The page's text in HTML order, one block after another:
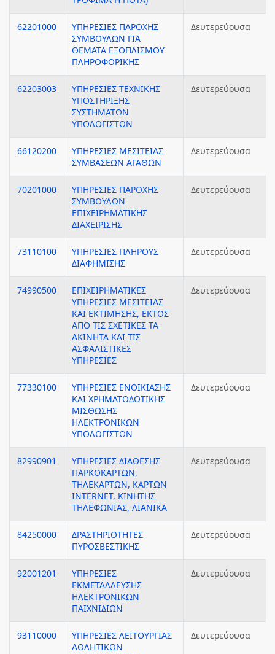
62201000
ΥΠΗΡΕΣΙΕΣ ΠΑΡΟΧΗΣ
ΣΥΜΒΟΥΛΩΝ ΓΙΑ
ΘΕΜΑΤΑ ΕΞΟΠΛΙΣΜΟΥ
ΠΛΗΡΟΦΟΡΙΚΗΣ
Δευτερεύουσα
62203003
ΥΠΗΡΕΣΙΕΣ ΤΕΧΝΙΚΗΣ
ΥΠΟΣΤΗΡΙΞΗΣ
ΣΥΣΤΗΜΑΤΩΝ
ΥΠΟΛΟΓΙΣΤΩΝ
Δευτερεύουσα
66120200
ΥΠΗΡΕΣΙΕΣ ΜΕΣΙΤΕΙΑΣ
ΣΥΜΒΑΣΕΩΝ ΑΓΑΘΩΝ
Δευτερεύουσα
70201000
ΥΠΗΡΕΣΙΕΣ ΠΑΡΟΧΗΣ
ΣΥΜΒΟΥΛΩΝ
ΕΠΙΧΕΙΡΗΜΑΤΙΚΗΣ
ΔΙΑΧΕΙΡΙΣΗΣ
Δευτερεύουσα
73110100
ΥΠΗΡΕΣΙΕΣ ΠΛΗΡΟΥΣ
ΔΙΑΦΗΜΙΣΗΣ
Δευτερεύουσα
74990500
ΕΠΙΧΕΙΡΗΜΑΤΙΚΕΣ
ΥΠΗΡΕΣΙΕΣ ΜΕΣΙΤΕΙΑΣ
ΚΑΙ ΕΚΤΙΜΗΣΗΣ, ΕΚΤΟΣ
ΑΠΟ ΤΙΣ ΣΧΕΤΙΚΕΣ ΤΑ
ΑΚΙΝΗΤΑ ΚΑΙ ΤΙΣ
ΑΣΦΑΛΙΣΤΙΚΕΣ
ΥΠΗΡΕΣΙΕΣ
Δευτερεύουσα
77330100
ΥΠΗΡΕΣΙΕΣ ΕΝΟΙΚΙΑΣΗΣ
ΚΑΙ ΧΡΗΜΑΤΟΔΟΤΙΚΗΣ
ΜΙΣΘΩΣΗΣ
ΗΛΕΚΤΡΟΝΙΚΩΝ
ΥΠΟΛΟΓΙΣΤΩΝ
Δευτερεύουσα
82990901
ΥΠΗΡΕΣΙΕΣ ΔΙΑΘΕΣΗΣ
ΠΑΡΚΟΚΑΡΤΩΝ,
ΤΗΛΕΚΑΡΤΩΝ, ΚΑΡΤΩΝ
INTERNET, ΚΙΝΗΤΗΣ
ΤΗΛΕΦΩΝΙΑΣ, ΛΙΑΝΙΚΑ
Δευτερεύουσα
84250000
ΔΡΑΣΤΗΡΙΟΤΗΤΕΣ
ΠΥΡΟΣΒΕΣΤΙΚΗΣ
Δευτερεύουσα
92001201
ΥΠΗΡΕΣΙΕΣ
ΕΚΜΕΤΑΛΛΕΥΣΗΣ
ΗΛΕΚΤΡΟΝΙΚΩΝ
ΠΑΙΧΝΙΔΙΩΝ
Δευτερεύουσα
93110000
ΥΠΗΡΕΣΙΕΣ ΛΕΙΤΟΥΡΓΙΑΣ
ΑΘΛΗΤΙΚΩΝ
Δευτερεύουσα